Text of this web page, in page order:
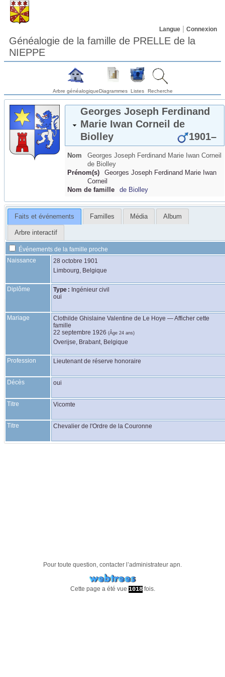
Langue Connexion
Généalogie de la famille de PRELLE de la
NIEPPE
Arbre généalogiqueDiagrammes Listes Recherche
Georges Joseph Ferdinand
Marie Iwan Corneil de
Biolley
1901–
Nom
Georges Joseph Ferdinand Marie Iwan Corneil
de Biolley
Prénom(s)
Georges Joseph Ferdinand Marie Iwan
Corneil
Nom de famille
de Biolley
Faits et événements Familles Média Album
Arbre interactif
Événements de la famille proche
Naissance
28 octobre 1901
Limbourg, Belgique
Diplôme Type : Ingénieur civil
oui
Mariage Clothilde Ghislaine Valentine de Le Hoye —Afficher cette
famille
22 septembre 1926 (Âge 24 ans)
Overijse, Brabant, Belgique
Profession Lieutenant de réserve honoraire
Décès oui
Titre Vicomte
Titre Chevalier de l'Ordre de la Couronne
Pour toute question, contacter l’administrateur apn.
Cette page a été vue 1018fois.